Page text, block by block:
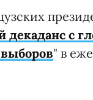
декаданс с
" в